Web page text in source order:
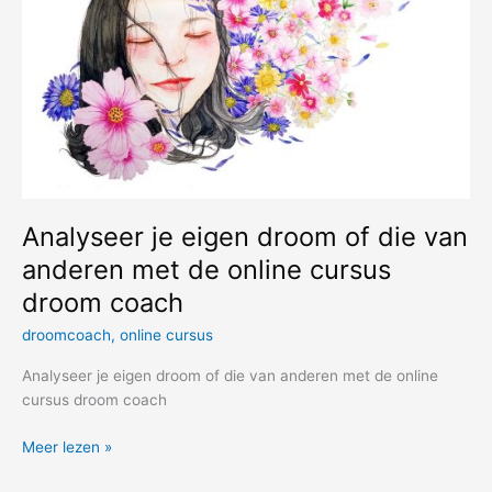
Analyseer je eigen droom of die van
anderen met de online cursus
droom coach
droomcoach, online cursus
Analyseer je eigen droom of die van anderen met de online
cursus droom coach
Analyseer
Meer lezen »